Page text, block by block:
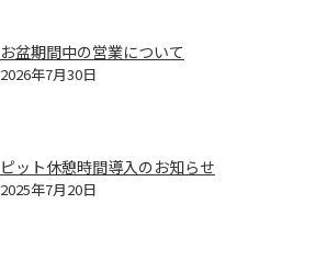
お盆期間中の営業について
2026年7月30日
ピット休憩時間導入のお知らせ
2025年7月20日